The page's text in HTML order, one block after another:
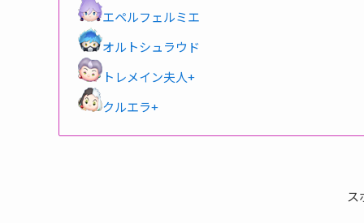
エペルフェルミエ
オルトシュラウド
トレメイン夫人+
クルエラ+
ス